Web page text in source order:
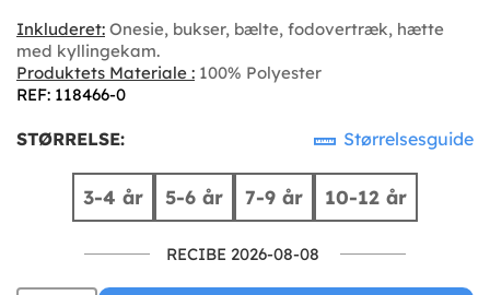
Inkluderet: Onesie, bukser, bælte, fodovertræk, hætte
med kyllingekam.
Produktets Materiale : 100% Polyester
REF: 118466-0
STØRRELSE: Størrelsesguide
3-4 år 5-6 år 7-9 år 10-12 år
RECIBE 2026-08-08